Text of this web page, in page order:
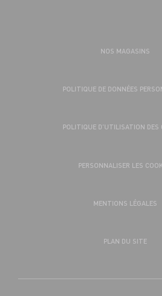
NOS MAGASINS
POLITIQUE DE DONNÉES
POLITIQUE D’UTILISATION DES
PERSONNALISER LES
MENTIONS LÉGALES
PLAN DU SITE